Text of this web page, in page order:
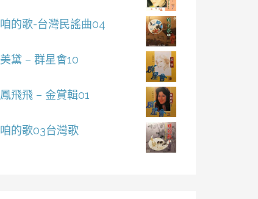
咱的歌-台灣民謠曲04
美黛 – 群星會10
鳳飛飛 – 金賞輯01
咱的歌03台灣歌